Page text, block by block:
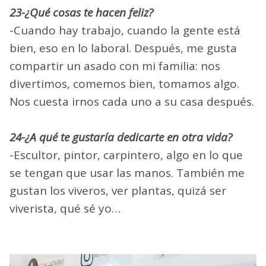
23-¿Qué cosas te hacen feliz?
-Cuando hay trabajo, cuando la gente está
bien, eso en lo laboral. Después, me gusta
compartir un asado con mi familia: nos
divertimos, comemos bien, tomamos algo.
Nos cuesta irnos cada uno a su casa después.
24-¿A qué te gustaría dedicarte en otra vida?
-Escultor, pintor, carpintero, algo en lo que
se tengan que usar las manos. También me
gustan los viveros, ver plantas, quizá ser
viverista, qué sé yo…